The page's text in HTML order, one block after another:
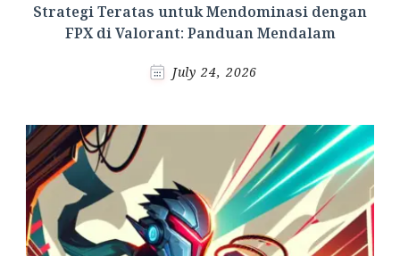
Strategi Teratas untuk Mendominasi dengan
FPX di Valorant: Panduan Mendalam
July 24, 2026